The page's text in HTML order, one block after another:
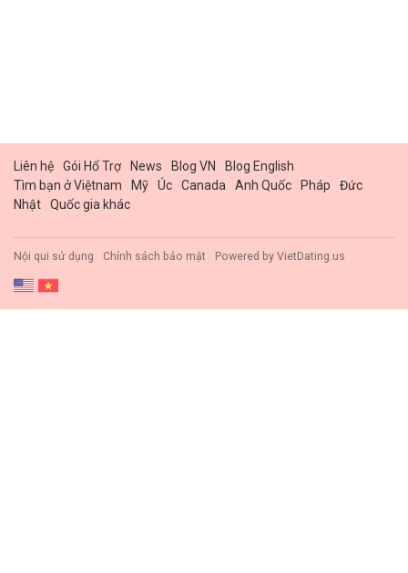
Liên hệ Gói Hổ Trợ News Blog VN
Blog English
Tìm bạn ở Việtnam
Mỹ Úc Canada Anh Quốc Pháp
Đức
Nhật
Quốc gia khác
Nội qui sử dụng Chính sách bảo mật Powered by VietDating.us